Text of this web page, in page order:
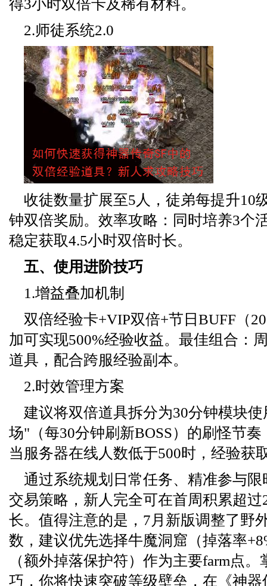
得3小时双倍卡及稀有材料。
2.师徒系统2.0
收徒数量扩展至5人，徒弟每提升10
钟双倍奖励。效率攻略：同时培养3个
稳定获取4.5小时双倍时长。
五、使用进阶技巧
1.增益叠加机制
双倍经验卡+VIP双倍+节日BUFF（
加可实现500%经验收益。最佳组合：
道具，配合跨服经验副本。
2.时效管理方案
建议将双倍道具拆分为30分钟模块
场"（每30分钟刷新BOSS）的刷怪节
当服务器在线人数低于500时，经验获
通过系统规划日常任务、精准参与
交易策略，新人完全可在首周积累超过
长。值得注意的是，7月新版调整了野
数，建议优先选择牛魔洞窟（掉落率
（额外掉落保护符）作为主要farm点
巧，你将快速突破等级壁垒，在《神器